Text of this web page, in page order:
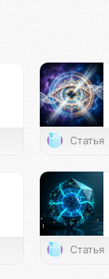
Статья
Статья